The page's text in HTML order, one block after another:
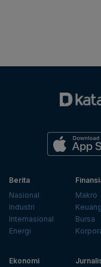
Berita
Nasional
Industri
Internasional
Energi
Makro
Bursa
Ekonomi